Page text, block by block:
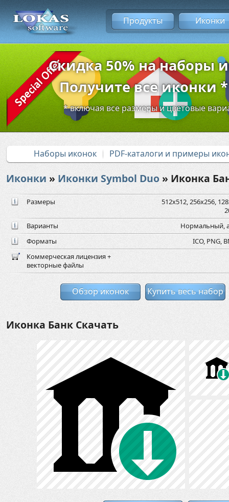
Продукты Иконки
Скидка 50% на наборы
Получите все иконки
* включая все размеры и цветовые
Наборы иконок PDF-каталоги и примеры
Иконки » Иконки Symbol Duo » Иконка
Размеры
512x512, 256x256,
Варианты
Нормальный,
Форматы
ICO, PNG,
Коммерческая лицензия +
векторные файлы
Обзор иконок Купить весь набор
Иконка Банк Скачать